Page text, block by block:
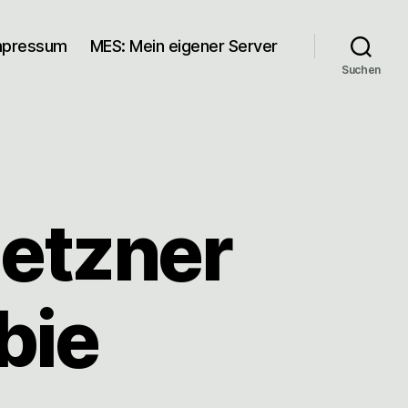
MES: Mein eigener Server
Suchen